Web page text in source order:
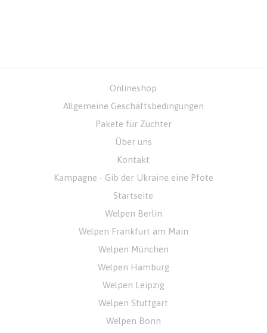
Onlineshop
Allgemeine Geschäftsbedingungen
Pakete für Züchter
Über uns
Kontakt
Kampagne - Gib der Ukraine eine Pfote
Startseite
Welpen Berlin
Welpen Frankfurt am Main
Welpen München
Welpen Hamburg
Welpen Leipzig
Welpen Stuttgart
Welpen Bonn